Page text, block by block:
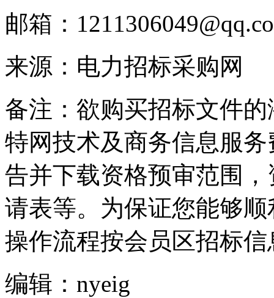
邮箱：
来源：电力招标采购网
备注：欲购买招标文件
特网技术及商务信息服
告并下载资格预审范围
请表等。为保证您能够
操作流程按会员区招标
编辑：nyeig